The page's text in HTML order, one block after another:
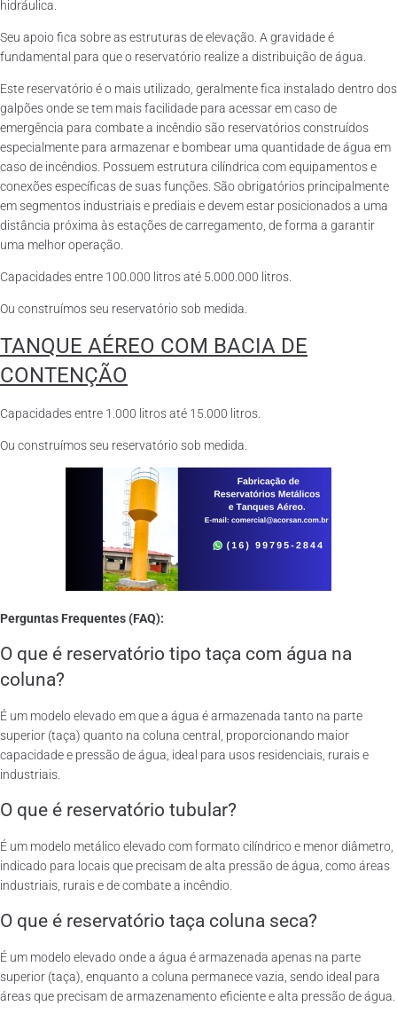
hidráulica.
Seu apoio fica sobre as estruturas de elevação. A gravidade é
fundamental para que o reservatório realize a distribuição de água.
Este reservatório é o mais utilizado, geralmente fica instalado dentro dos
galpões onde se tem mais facilidade para acessar em caso de
emergência para combate a incêndio são reservatórios construídos
especialmente para armazenar e bombear uma quantidade de água em
caso de incêndios. Possuem estrutura cilíndrica com equipamentos e
conexões específicas de suas funções. São obrigatórios principalmente
em segmentos industriais e prediais e devem estar posicionados a uma
distância próxima às estações de carregamento, de forma a garantir
uma melhor operação.
Capacidades entre 100.000 litros até 5.000.000 litros.
Ou construímos seu reservatório sob medida.
TANQUE AÉREO COM BACIA DE
CONTENÇÃO
Capacidades entre 1.000 litros até 15.000 litros.
Ou construímos seu reservatório sob medida.
Perguntas Frequentes (FAQ):
O que é reservatório tipo taça com água na
coluna?
É um modelo elevado em que a água é armazenada tanto na parte
superior (taça) quanto na coluna central, proporcionando maior
capacidade e pressão de água, ideal para usos residenciais, rurais e
industriais.
O que é reservatório tubular?
É um modelo metálico elevado com formato cilíndrico e menor diâmetro,
indicado para locais que precisam de alta pressão de água, como áreas
industriais, rurais e de combate a incêndio.
O que é reservatório taça coluna seca?
É um modelo elevado onde a água é armazenada apenas na parte
superior (taça), enquanto a coluna permanece vazia, sendo ideal para
áreas que precisam de armazenamento eficiente e alta pressão de água.